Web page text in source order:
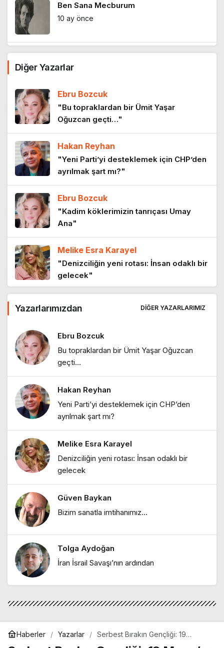
Ben Sana Mecburum
10 ay önce
Yalanın sıradanlığı
10 ay önce
Sanatın yuvasına vurulan darbe
11 ay önce
Sanatın nefesi daralıyor
11 ay önce
Emeklinin iki maaşını kim çaldı?
11 ay önce
“Kadının Bedeni Suç Değil, Yaşamdır”
11 ay önce
Sınırların ötesinde bir ülke
Diğer Yazarlar
Ebru Bozcuk
"Bu topraklardan bir Ümit Yaşar
Oğuzcan geçti…"
Hakan Reyhan
"Yeni Parti’yi desteklemek için CHP’den
ayrılmak şart mı?"
Ebru Bozcuk
"Kadim köklerimizin tanrıçası Umay
Ana"
Melike Esra Karayel
"Denizciliğin yeni rotası: İnsan odaklı bir
gelecek"
Ebru Bozcuk
"Bir sabah ilüzyonu…"
Ebru Bozcuk
"Bir zamanlar İstanbul: Eski İstanbul
meyhaneleri"
Ebru Bozcuk
"Lilith efsanesi"
Ebru Bozcuk
Yazarlarımızdan DIĞER YAZARLARIMIZ
Ebru Bozcuk
Bu topraklardan bir Ümit Yaşar Oğuzcan
geçti…
Hakan Reyhan
Yeni Parti’yi desteklemek için CHP’den
ayrılmak şart mı?
Melike Esra Karayel
Denizciliğin yeni rotası: İnsan odaklı bir
gelecek
Güven Baykan
Bizim sanatla imtihanımız…
Tolga Aydoğan
İran İsrail Savaşı’nın ardından
Haberler Yazarlar
Serbest Bırakın Gençliği: 19